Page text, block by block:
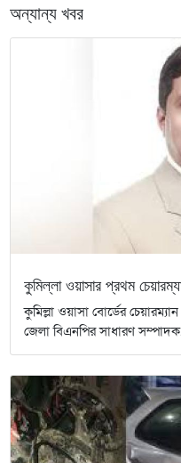
অন্যান্য খবর
কুমিল্লা ওয়াসার প্রথম
কুমিল্লা ওয়াসা বোর্ডের
জেলা বিএনপির সাধারণ